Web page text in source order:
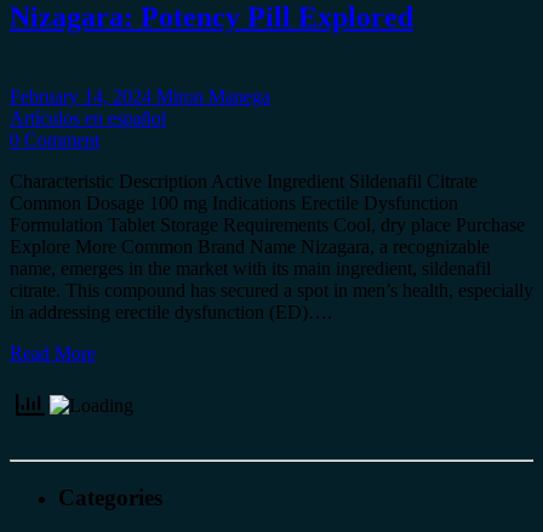
Nizagara: Potency Pill Explored
February 14, 2024 Miron Manega
Artículos en español
0 Comment
Characteristic Description Active Ingredient Sildenafil Citrate
Common Dosage 100 mg Indications Erectile Dysfunction
Formulation Tablet Storage Requirements Cool, dry place Purchase
Explore More Common Brand Name Nizagara, a recognizable
name, emerges in the market with its main ingredient, sildenafil
citrate. This compound has secured a spot in men’s health, especially
in addressing erectile dysfunction (ED)….
Read More
Categories